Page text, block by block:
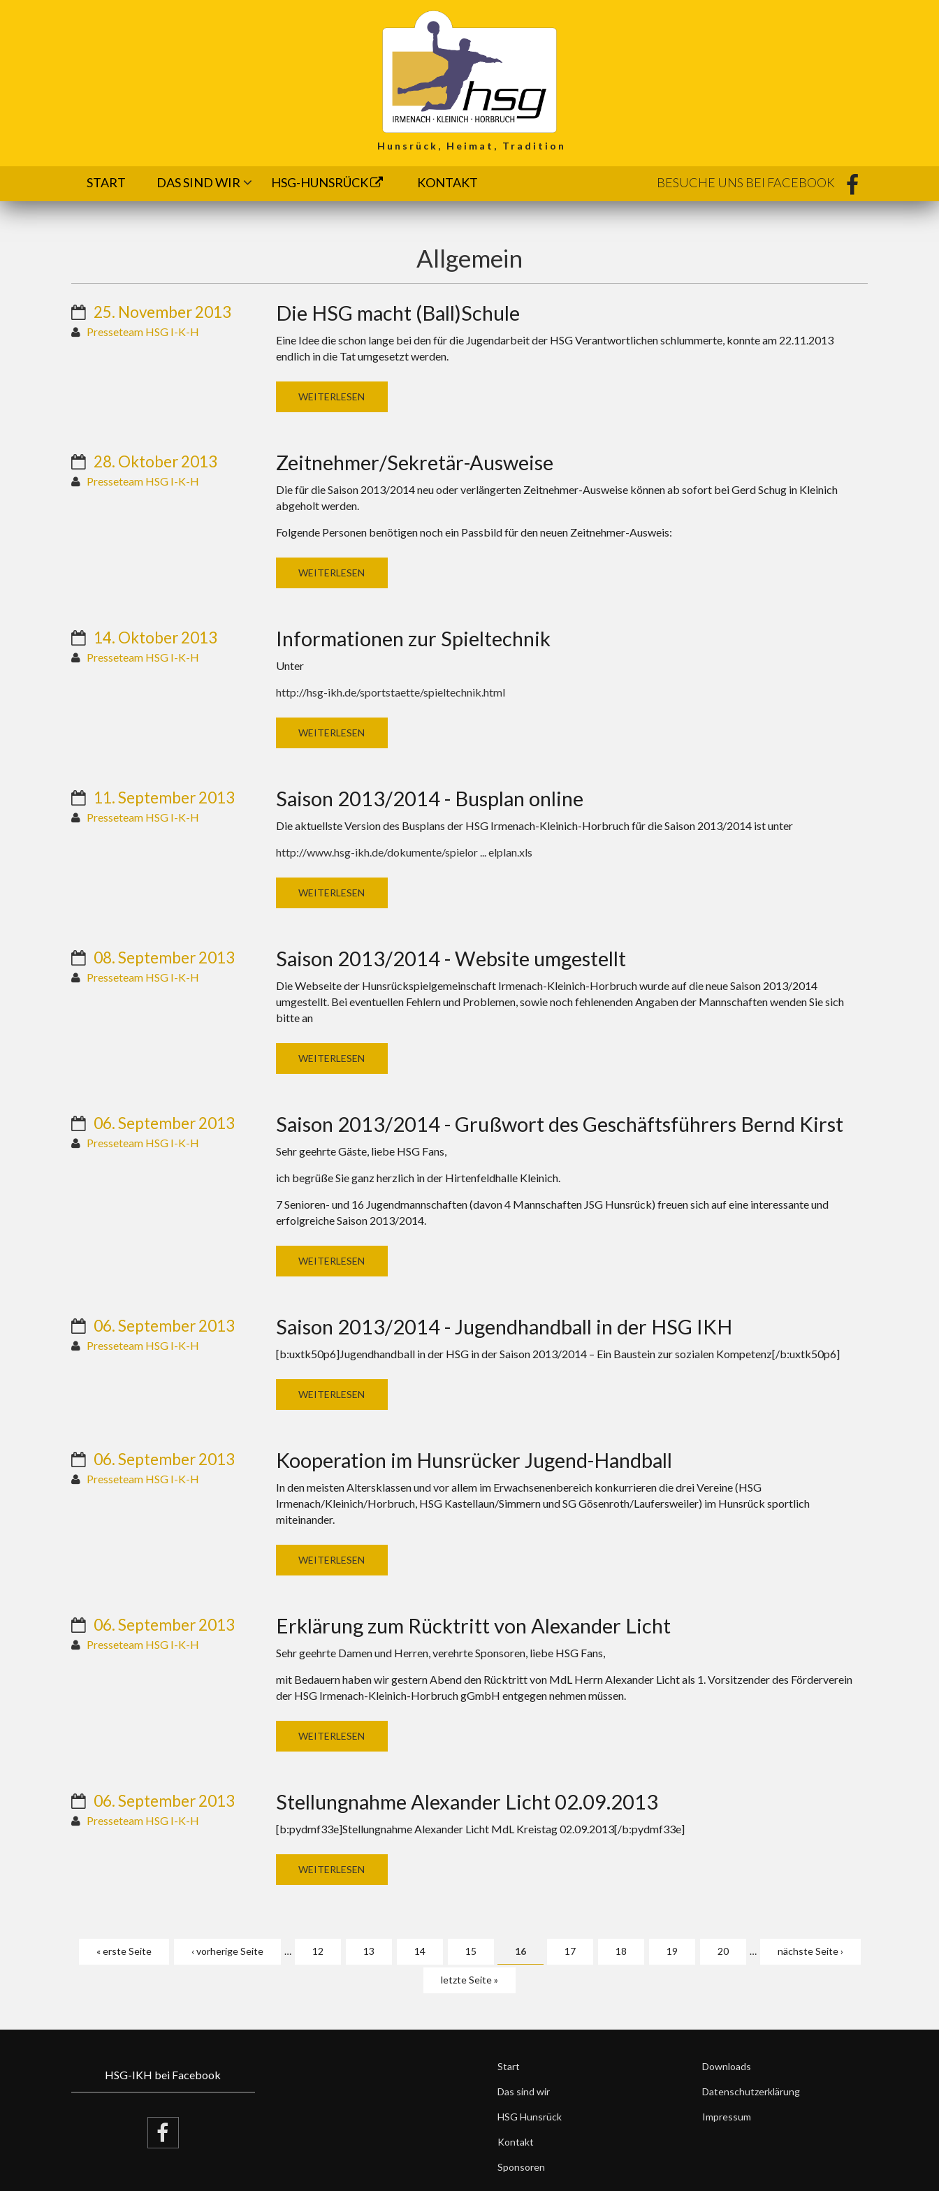
Hunsrück, Heimat, Tradition
START DAS SIND WIR HSG-HUNSRÜCK KONTAKT BESUCHE UNS BEI FACEBOOK
Allgemein
25. November 2013
Presseteam HSG I-K-H
Die HSG macht (Ball)Schule
Eine Idee die schon lange bei den für die Jugendarbeit der HSG Verantwortlichen schlummerte, konnte am 22.11.2013
endlich in die Tat umgesetzt werden.
WEITERLESEN
28. Oktober 2013
Presseteam HSG I-K-H
Zeitnehmer/Sekretär-Ausweise
Die für die Saison 2013/2014 neu oder verlängerten Zeitnehmer-Ausweise können ab sofort bei Gerd Schug in Kleinich
abgeholt werden.
Folgende Personen benötigen noch ein Passbild für den neuen Zeitnehmer-Ausweis:
WEITERLESEN
14. Oktober 2013
Presseteam HSG I-K-H
Informationen zur Spieltechnik
Unter
http://hsg-ikh.de/sportstaette/spieltechnik.html
WEITERLESEN
11. September 2013
Presseteam HSG I-K-H
Saison 2013/2014 - Busplan online
Die aktuellste Version des Busplans der HSG Irmenach-Kleinich-Horbruch für die Saison 2013/2014 ist unter
http://www.hsg-ikh.de/dokumente/spielor ... elplan.xls
WEITERLESEN
08. September 2013
Presseteam HSG I-K-H
Saison 2013/2014 - Website umgestellt
Die Webseite der Hunsrückspielgemeinschaft Irmenach-Kleinich-Horbruch wurde auf die neue Saison 2013/2014
umgestellt. Bei eventuellen Fehlern und Problemen, sowie noch fehlenenden Angaben der Mannschaften wenden Sie sich
bitte an
WEITERLESEN
06. September 2013
Presseteam HSG I-K-H
Saison 2013/2014 - Grußwort des Geschäftsführers Bernd Kirst
Sehr geehrte Gäste, liebe HSG Fans,
ich begrüße Sie ganz herzlich in der Hirtenfeldhalle Kleinich.
7 Senioren- und 16 Jugendmannschaften (davon 4 Mannschaften JSG Hunsrück) freuen sich auf eine interessante und
erfolgreiche Saison 2013/2014.
WEITERLESEN
06. September 2013
Presseteam HSG I-K-H
Saison 2013/2014 - Jugendhandball in der HSG IKH
[b:uxtk50p6]Jugendhandball in der HSG in der Saison 2013/2014 – Ein Baustein zur sozialen Kompetenz[/b:uxtk50p6]
WEITERLESEN
06. September 2013
Presseteam HSG I-K-H
Kooperation im Hunsrücker Jugend-Handball
In den meisten Altersklassen und vor allem im Erwachsenenbereich konkurrieren die drei Vereine (HSG
Irmenach/Kleinich/Horbruch, HSG Kastellaun/Simmern und SG Gösenroth/Laufersweiler) im Hunsrück sportlich
miteinander.
WEITERLESEN
06. September 2013
Presseteam HSG I-K-H
Erklärung zum Rücktritt von Alexander Licht
Sehr geehrte Damen und Herren, verehrte Sponsoren, liebe HSG Fans,
mit Bedauern haben wir gestern Abend den Rücktritt von MdL Herrn Alexander Licht als 1. Vorsitzender des Förderverein
der HSG Irmenach-Kleinich-Horbruch gGmbH entgegen nehmen müssen.
WEITERLESEN
06. September 2013
Presseteam HSG I-K-H
Stellungnahme Alexander Licht 02.09.2013
[b:pydmf33e]Stellungnahme Alexander Licht MdL Kreistag 02.09.2013[/b:pydmf33e]
WEITERLESEN
« erste Seite ‹ vorherige Seite … 12 13 14 15 16 17 18 19 20 … nächste Seite ›
letzte Seite »
HSG-IKH bei Facebook
Start
Das sind wir
HSG Hunsrück
Kontakt
Sponsoren
Downloads
Datenschutzerklärung
Impressum